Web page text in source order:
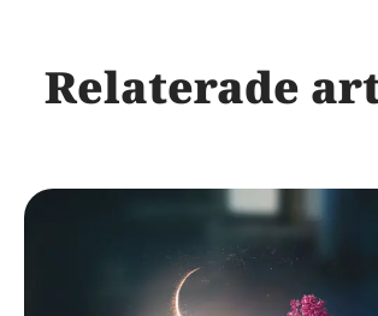
Relaterade